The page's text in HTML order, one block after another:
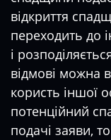
відкриття
переходить до
і
відмові можна
користь іншої
потенційний
подачі заяви,